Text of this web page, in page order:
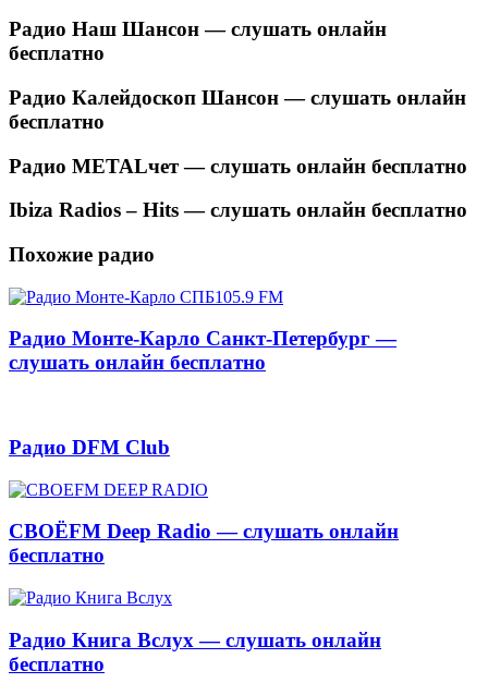
Радио Наш Шансон — слушать онлайн
бесплатно
Радио Калейдоскоп Шансон — слушать онлайн
бесплатно
Радио METALчет — слушать онлайн бесплатно
Ibiza Radios – Hits — слушать онлайн бесплатно
Похожие радио
Радио Монте-Карло Санкт-Петербург —
слушать онлайн бесплатно
Радио DFM Club
СВОЁFM Deep Radio — слушать онлайн
бесплатно
Радио Книга Вслух — слушать онлайн
бесплатно